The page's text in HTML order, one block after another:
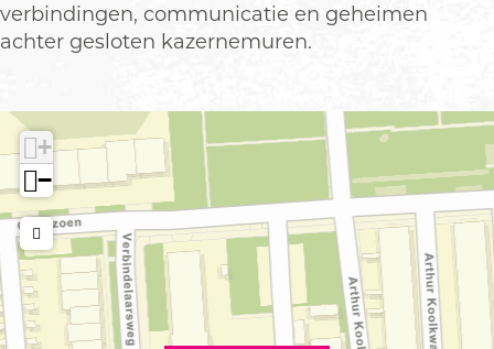
i
n
e
s
t
e
s
t
E
d
e
verbindingen, communicatie en geheimen
achter gesloten kazernemuren.
+
−